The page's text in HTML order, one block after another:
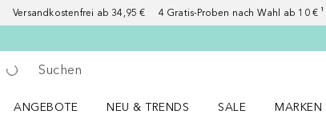
Versandkostenfrei ab 34,95 € 4 Gratis-Proben nach Wahl ab 10 € ¹
Gehe zurück
Suche ausführen
ANGEBOTE
NEU & TRENDS
SALE
MARKEN